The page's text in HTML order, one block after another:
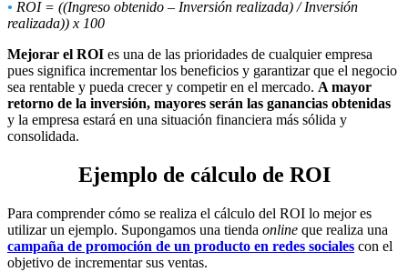
• ROI = ((Ingreso obtenido – Inversión realizada) / Inversión
realizada)) x 100
Mejorar el ROI es una de las prioridades de cualquier empresa
pues significa incrementar los beneficios y garantizar que el negocio
sea rentable y pueda crecer y competir en el mercado. A mayor
retorno de la inversión, mayores serán las ganancias obtenidas
y la empresa estará en una situación financiera más sólida y
consolidada.
Ejemplo de cálculo de ROI
Para comprender cómo se realiza el cálculo del ROI lo mejor es
utilizar un ejemplo. Supongamos una tienda online que realiza una
campaña de promoción de un producto en redes sociales con el
objetivo de incrementar sus ventas.